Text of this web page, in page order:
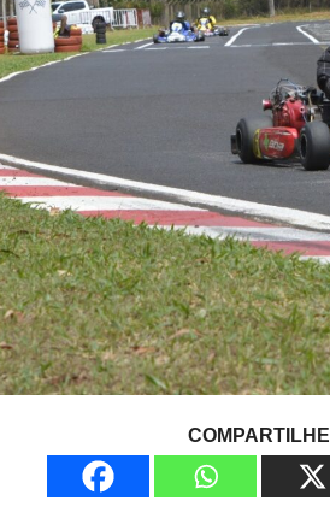
COMPARTILHE